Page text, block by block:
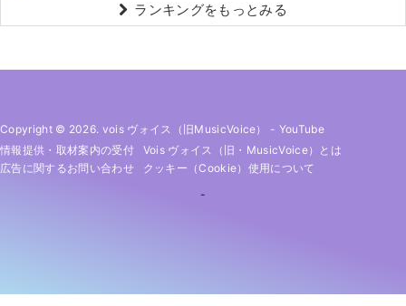
ランキングをもっとみる
Copyright © 2026. vois ヴォイス（旧MusicVoice） - YouTube
情報提供・取材案内の受付
Vois ヴォイス（旧・MusicVoice）とは
広告に関するお問い合わせ
クッキー（cookie）使用について
-